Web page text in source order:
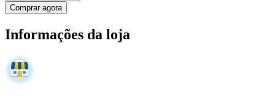
Comprar agora
Informações da loja